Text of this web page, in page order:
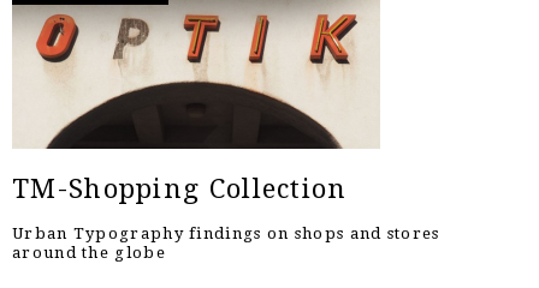
TM-Shopping Collection
Urban Typography findings on shops and stores
around the globe